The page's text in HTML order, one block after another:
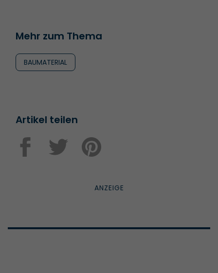
Mehr zum Thema
BAUMATERIAL
Artikel teilen